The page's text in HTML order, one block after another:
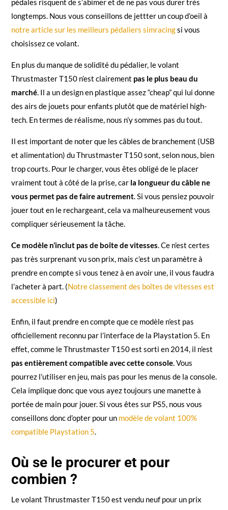
pédales risquent de s’abimer et de ne pas vous durer très
longtemps. Nous vous conseillons de jettter un coup d’oeil à
notre article sur les meilleurs pédaliers simracingsi vous
choisissez ce volant.
En plus du manque de solidité du pédalier, le volant
Thrustmaster T150 n’est clairement pas le plus beau du
marché. Il a un design en plastique assez “cheap” qui lui donne
des airs de jouets pour enfants plutôt que de matériel high-
tech. En termes de réalisme, nous n’y sommes pas du tout.
Il est important de noter que les câbles de branchement (USB
et alimentation) du Thrustmaster T150 sont, selon nous, bien
trop courts. Pour le charger, vous êtes obligé de le placer
vraiment tout à côté de la prise, car la longueur du câble ne
vous permet pas de faire autrement. Si vous pensiez pouvoir
jouer tout en le rechargeant, cela va malheureusement vous
compliquer sérieusement la tâche.
Ce modèle n’inclut pas de boîte de vitesses. Ce n’est certes
pas très surprenant vu son prix, mais c’est un paramètre à
prendre en compte si vous tenez à en avoir une, il vous faudra
l’acheter à part. (Notre classement des boîtes de vitesses est
accessible ici)
Enfin, il faut prendre en compte que ce modèle n’est pas
officiellement reconnu par l’interface de la Playstation 5. En
effet, comme le Thrustmaster T150 est sorti en 2014, il n’est
pas entièrement compatible avec cette console. Vous
pourrez l’utiliser en jeu, mais pas pour les menus de la console.
Cela implique donc que vous ayez toujours une manette à
portée de main pour jouer. Si vous êtes sur PS5, nous vous
conseillons donc d’opter pour un modèle de volant 100%
compatible Playstation 5.
Où se le procurer et pour
combien ?
Le volant Thrustmaster T150 est vendu neuf pour un prix